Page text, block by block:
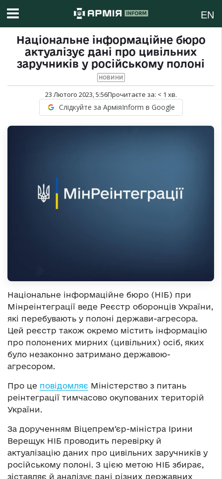
EN
Національне інформаційне бюро
актуалізує дані про цивільних
заручників у російському полоні
НОВИНИ
23 Лютого 2023, 5:56Прочитаєте за: < 1 хв.
Слідкуйте за АрміяInform в Google
Національне інформаційне бюро (НІБ) при
Мінреінтеграції веде Реєстр оборонців України,
які перебувають у полоні держави-агресора.
Цей реєстр також окремо містить інформацію
про полонених мирних (цивільних) осіб, яких
було незаконно затримано державою-
агресором.
Про це повідомляє Міністерство з питань
реінтеграції тимчасово окупованих територій
України.
За дорученням Віцепрем’єр-міністра Ірини
Верещук НІБ проводить перевірку й
актуалізацію даних про цивільних заручників у
російському полоні. З цією метою НІБ збирає,
зіставляє й аналізує дані різних державних